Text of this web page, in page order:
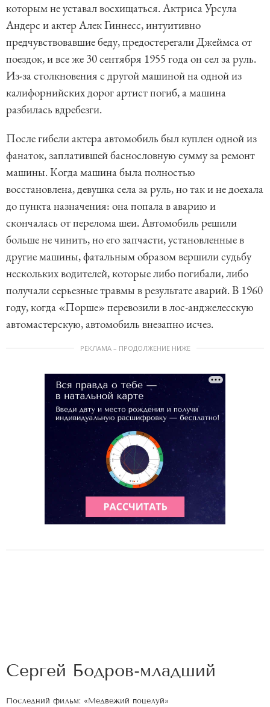
которым не уставал восхищаться. Актриса Урсула
Андерс и актер Алек Гиннесс, интуитивно
предчувствовавшие беду, предостерегали Джеймса от
поездок, и все же 30 сентября 1955 года он сел за руль.
Из-за столкновения с другой машиной на одной из
калифорнийских дорог артист погиб, а машина
разбилась вдребезги.
После гибели актера автомобиль был куплен одной из
фанаток, заплатившей баснословную сумму за ремонт
машины. Когда машина была полностью
восстановлена, девушка села за руль, но так и не доехала
до пункта назначения: она попала в аварию и
скончалась от перелома шеи. Автомобиль решили
больше не чинить, но его запчасти, установленные в
другие машины, фатальным образом вершили судьбу
нескольких водителей, которые либо погибали, либо
получали серьезные травмы в результате аварий. В 1960
году, когда «Порше» перевозили в лос-анджелесскую
автомастерскую, автомобиль внезапно исчез.
РЕКЛАМА – ПРОДОЛЖЕНИЕ НИЖЕ
Сергей Бодров-младший
Последний фильм: «Медвежий поцелуй»